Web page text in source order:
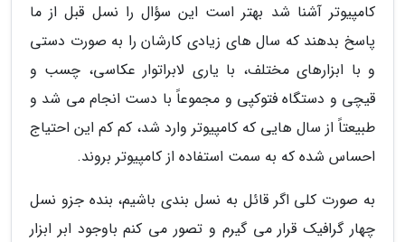
کامپیوتر آشنا شد بهتر است این سؤال را نسل قبل از ما
پاسخ بدهند که سال های زیادی کارشان را به صورت دستی
و با ابزارهای مختلف، با یاری لابراتوار عکاسی، چسب و
قیچی و دستگاه فتوکپی و مجموعاً با دست انجام می شد و
طبیعتاً از سال هایی که کامپیوتر وارد شد، کم کم این احتیاج
احساس شده که به سمت استفاده از کامپیوتر بروند.
به صورت کلی اگر قائل به نسل بندی باشیم، بنده جزو نسل
چهار گرافیک قرار می گیرم و تصور می کنم باوجود ابر ابزار